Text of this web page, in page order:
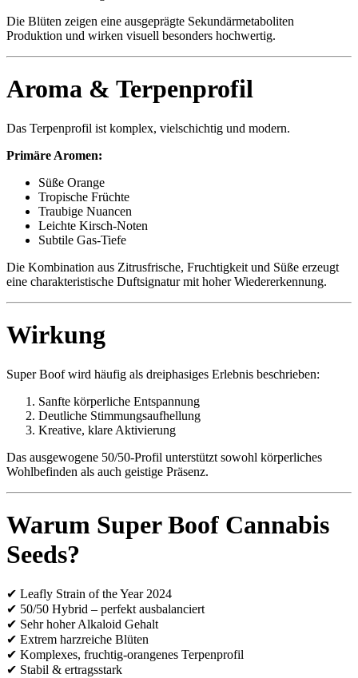
Die Blüten zeigen eine ausgeprägte Sekundärmetaboliten
Produktion und wirken visuell besonders hochwertig.
Aroma & Terpenprofil
Das Terpenprofil ist komplex, vielschichtig und modern.
Primäre Aromen:
Süße Orange
Tropische Früchte
Traubige Nuancen
Leichte Kirsch-Noten
Subtile Gas-Tiefe
Die Kombination aus Zitrusfrische, Fruchtigkeit und Süße erzeugt
eine charakteristische Duftsignatur mit hoher Wiedererkennung.
Wirkung
Super Boof wird häufig als dreiphasiges Erlebnis beschrieben:
Sanfte körperliche Entspannung
Deutliche Stimmungsaufhellung
Kreative, klare Aktivierung
Das ausgewogene 50/50-Profil unterstützt sowohl körperliches
Wohlbefinden als auch geistige Präsenz.
Warum Super Boof Cannabis
Seeds?
✔ Leafly Strain of the Year 2024
✔ 50/50 Hybrid – perfekt ausbalanciert
✔ Sehr hoher Alkaloid Gehalt
✔ Extrem harzreiche Blüten
✔ Komplexes, fruchtig-orangenes Terpenprofil
✔ Stabil & ertragsstark